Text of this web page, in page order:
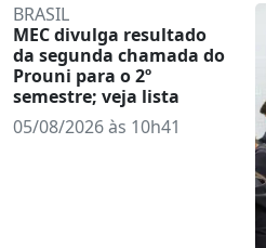
BRASIL
MEC divulga resultado
da segunda chamada do
Prouni para o 2º
semestre; veja lista
05/08/2026 às 10h41